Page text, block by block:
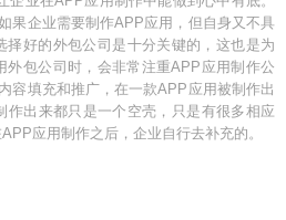
果企业需要制作APP应用，但自身又不具
择好的外包公司是十分关键的，这也是为
外包公司时，会非常注重APP应用制作公
容填充和推广，在一款APP应用被制作出
作出来都只是一个空壳，只是有很多相应
应用制作之后，企业自行去补充的。